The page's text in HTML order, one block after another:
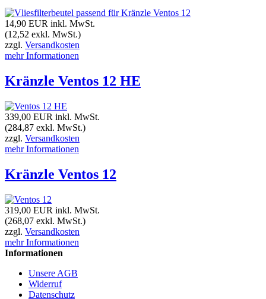
14,90 EUR inkl. MwSt.
(12,52 exkl. MwSt.)
zzgl. Versandkosten
mehr Informationen
Kränzle Ventos 12 HE
339,00 EUR inkl. MwSt.
(284,87 exkl. MwSt.)
zzgl. Versandkosten
mehr Informationen
Kränzle Ventos 12
319,00 EUR inkl. MwSt.
(268,07 exkl. MwSt.)
zzgl. Versandkosten
mehr Informationen
Informationen
Unsere AGB
Widerruf
Datenschutz